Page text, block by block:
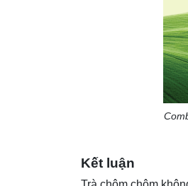
Kết luận